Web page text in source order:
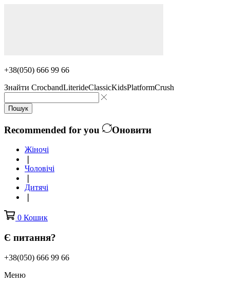
+38(050) 666 99 66
Знайти CrocbandLiterideClassicKidsPlatformCrush
Пошук
Recommended for you Оновити
Жіночі
Чоловічі
Дитячі
0 Кошик
Є питання?
+38(050) 666 99 66
Меню